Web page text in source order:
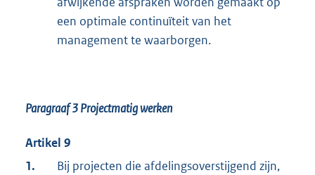
een optimale continuïteit van het
management te waarborgen.
Paragraaf 3 Projectmatig werken
Artikel 9
1.
Bij projecten die afdelingsoverstijgend zijn,